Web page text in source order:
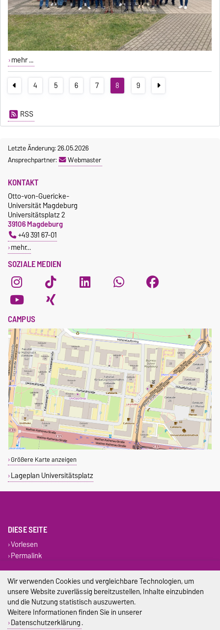
mehr ...
4 5 6 7 8 9
RSS
Letzte Änderung: 26.05.2026
Ansprechpartner:
Webmaster
SOZIALE MEDIEN
KONTAKT
Otto-von-Guericke-
Universität Magdeburg
Universitätsplatz 2
39106 Magdeburg
+49 391 67-01
mehr…
CAMPUS
Größere Karte anzeigen
Lageplan Universitätsplatz
DIESE SEITE
Vorlesen
Permalink
Impressum
Datenschutz
Barrierefreiheit
Wir verwenden Cookies und vergleichbare Technologien, um
unsere Website zuverlässig bereitzustellen, Inhalte einzubinden
und die Nutzung statistisch auszuwerten.
Weitere Informationen finden Sie in unserer
Datenschutzerklärung.